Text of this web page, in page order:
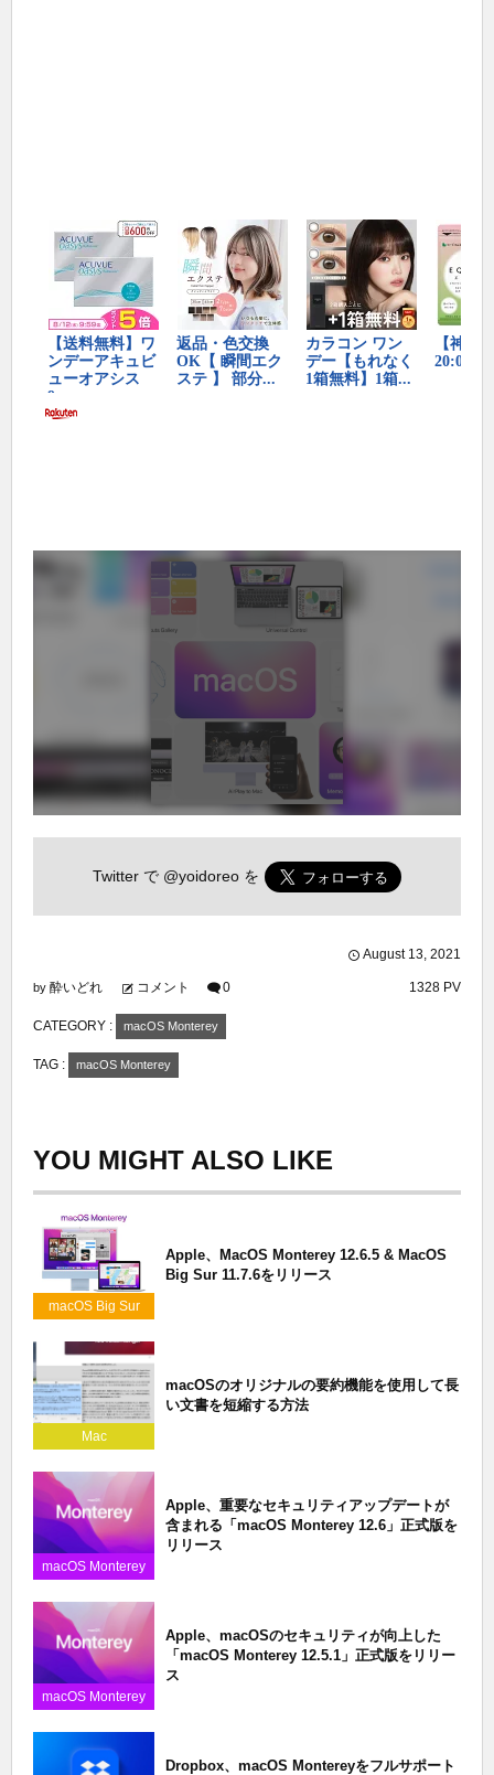
Twitter で @yoidoreo を
August 13 2021
by 酔いどれ コメント 0 1328 PV
CATEGORY : macOS Monterey
TAG : macOS Monterey
YOU MIGHT ALSO LIKE
macOS Big Sur
Apple、MacOS Monterey 12.6.5 & MacOS
Big Sur 11.7.6をリリース
Mac
macOSのオリジナルの要約機能を使用して長
い文書を短縮する方法
macOS Monterey
Apple、重要なセキュリティアップデートが
含まれる「macOS Monterey 12.6」正式版を
リリース
macOS Monterey
Apple、macOSのセキュリティが向上した
「macOS Monterey 12.5.1」正式版をリリー
ス
Dropbox、macOS Montereyをフルサポート